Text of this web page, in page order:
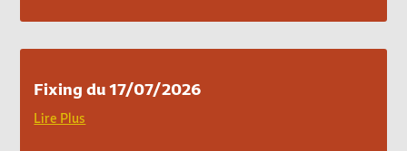
Fixing du 17/07/2026
Lire Plus